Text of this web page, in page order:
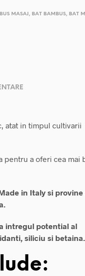
MASAJ, BAT BAMBUS, BAT
atat in timpul cultivarii
pentru a oferi cea mai
in Italy si provine
intregul potential al
siliciu si betaina.